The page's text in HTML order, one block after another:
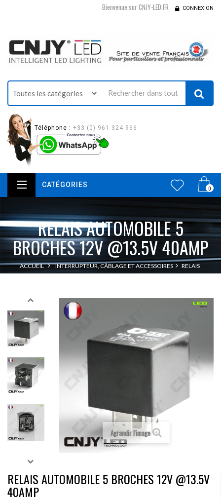
Bienvenue sur CNJY-LED.FR CONNEXION
Téléphone : +33 (0) 961 324 966
0
CATÉGORIES
RELAIS AUTOMOBILE 5
BROCHES 12V @13.5V 40AMP
ACCUEIL INTERRUPTEUR, CÂBLAGE ET ACCESSOIRES RELAIS
Agrandir l'image
RELAIS AUTOMOBILE 5 BROCHES 12V @13.5V
40AMP